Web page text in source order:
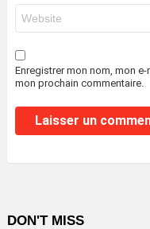
web
Enregistrer mon nom, mon
mon prochain commentaire.
DON'T MISS